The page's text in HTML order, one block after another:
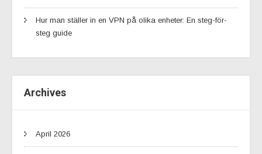
Hur man ställer in en VPN på olika enheter: En steg-för-
steg guide
Archives
April 2026